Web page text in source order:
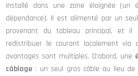
installé dans une zone éloignée (un
dépendance). Il est alimenté par un
provenant du tableau principal, et il
redistribuer le courant localement via
avantages sont multiples. D’abord, une
câblage : un seul gros câble au lieu